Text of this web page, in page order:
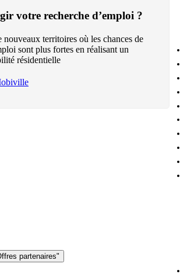
votre recherche d’emploi ?
nouveaux territoires où les chances de
sont plus fortes en réalisant un
résidentielle
partenaires"